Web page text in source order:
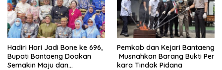
Hadiri Hari Jadi Bone ke 696,
Bupati Bantaeng Doakan
Semakin Maju dan
Pemkab dan Kejari Bantaeng
Musnahkan Barang Bukti Per
kara Tindak Pidana